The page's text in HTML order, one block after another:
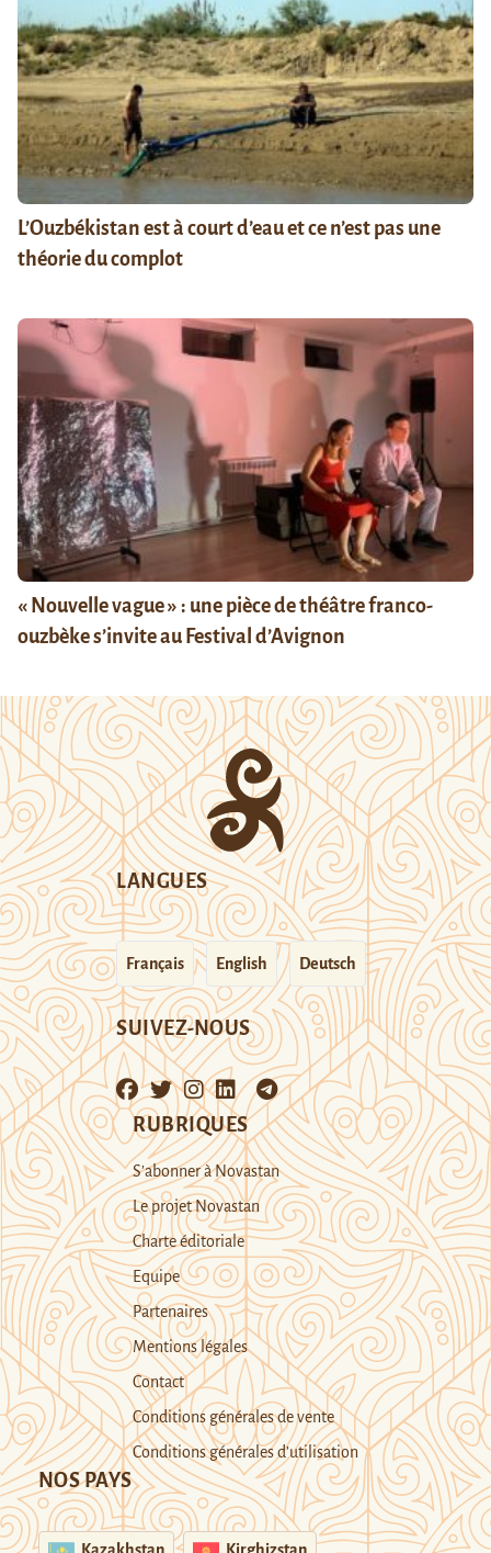
L’Ouzbékistan est à court d’eau et ce n’est pas une
théorie du complot
« Nouvelle vague » : une pièce de théâtre franco-
ouzbèke s’invite au Festival d’Avignon
LANGUES
Français English Deutsch
SUIVEZ-NOUS
RUBRIQUES
S’abonner à Novastan
Le projet Novastan
Charte éditoriale
Equipe
Partenaires
Mentions légales
Contact
Conditions générales de vente
Conditions générales d’utilisation
NOS PAYS
Kazakhstan Kirghizstan